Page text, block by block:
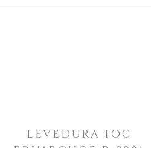
LEVEDURA IOC